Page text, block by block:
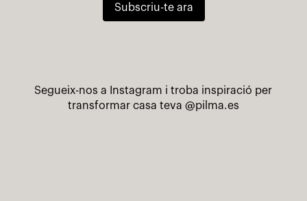
Subscriu-te ara
Segueix-nos a Instagram i troba inspiració per
transformar casa teva @pilma.es